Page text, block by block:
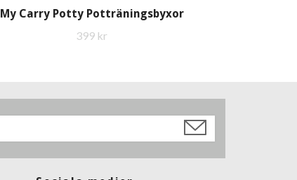
My Carry Potty Potträningsbyxor
399 kr